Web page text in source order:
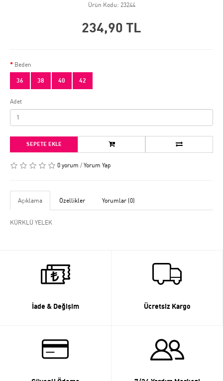
Ürün Kodu: 23244
234,90 TL
Beden
36 38 40 42
Adet
SEPETE EKLE
0 yorum / Yorum Yap
Açıklama Özellikler Yorumlar (0)
KÜRKLÜ YELEK
İade & Değişim Ücretsiz Kargo